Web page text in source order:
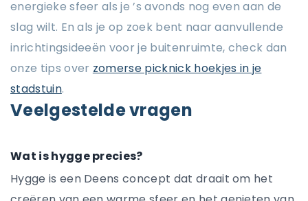
energieke sfeer als je ’s avonds nog even aan de
slag wilt. En als je op zoek bent naar aanvullende
inrichtingsideeën voor je buitenruimte, check dan
onze tips over zomerse picknick hoekjes in je
stadstuin.
Veelgestelde vragen
Wat is hygge precies?
Hygge is een Deens concept dat draait om het